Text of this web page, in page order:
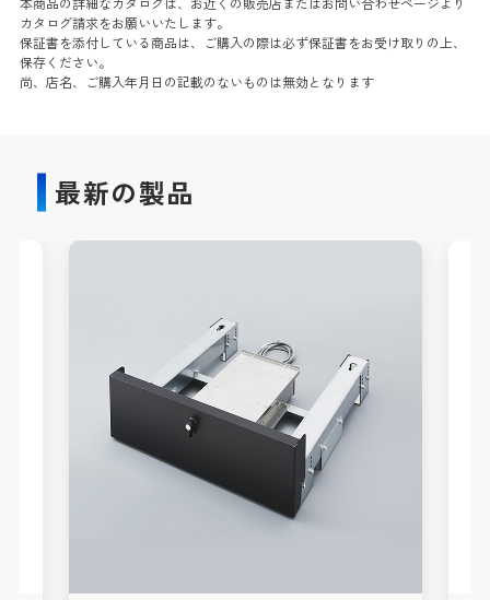
カタログ請求をお願いいたします。
保証書を添付している商品は、ご購入の際は必ず保証書をお受け取りの上、
保存ください。
尚、店名、ご購入年月日の記載のないものは無効となります
最新の製品